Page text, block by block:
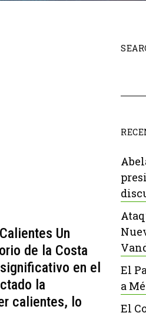
Un
de la Costa
en el
la
calientes, lo
El
a
El